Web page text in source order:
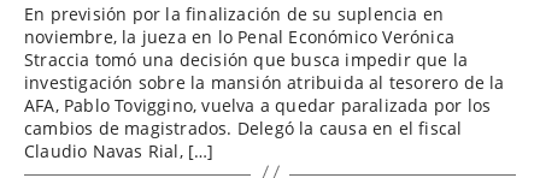
En previsión por la finalización de su suplencia en
noviembre, la jueza en lo Penal Económico Verónica
Straccia tomó una decisión que busca impedir que la
investigación sobre la mansión atribuida al tesorero de la
AFA, Pablo Toviggino, vuelva a quedar paralizada por los
cambios de magistrados. Delegó la causa en el fiscal
Claudio Navas Rial, […]